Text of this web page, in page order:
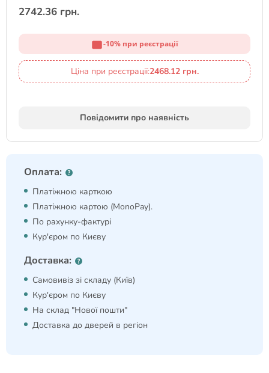
2742.36 грн.
-10% при реєстрації
Ціна при реєстрації:2468.12 грн.
Повідомити про наявність
Оплата:
Платіжною карткою
Платіжною картою (MonoPay).
По рахунку-фактурі
Кур'єром по Києву
Доставка:
Самовивіз зі складу (Київ)
Кур'єром по Києву
На склад "Нової пошти"
Доставка до дверей в регіон